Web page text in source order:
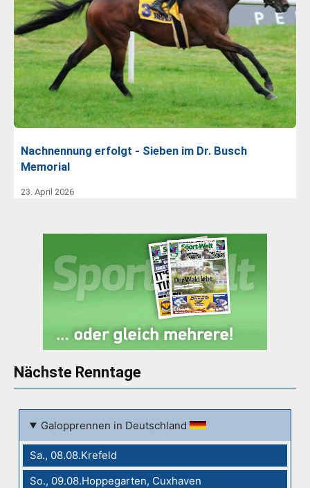
Nachnennung erfolgt - Sieben im Dr. Busch
Memorial
23. April 2026
Nächste Renntage
Galopprennen in Deutschland
Sa., 08.08.Krefeld
So., 09.08.Hoppegarten, Cuxhaven